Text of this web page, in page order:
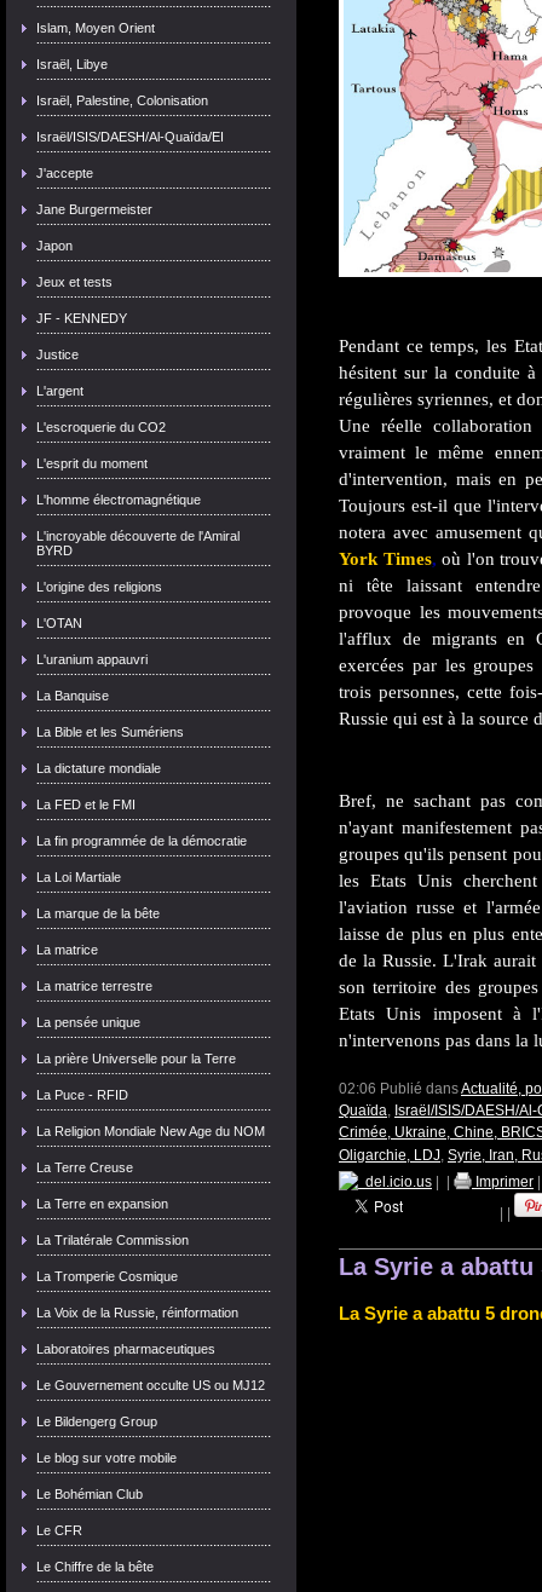
Islam, Moyen Orient
Israël, Libye
Israël, Palestine, Colonisation
Israël/ISIS/DAESH/Al-Quaïda/EI
J'accepte
Jane Burgermeister
Japon
Jeux et tests
JF - KENNEDY
Justice
L'argent
L'escroquerie du CO2
L'esprit du moment
L'homme électromagnétique
L'incroyable découverte de l'Amiral
BYRD
L'origine des religions
L'OTAN
L'uranium appauvri
La Banquise
La Bible et les Sumériens
La dictature mondiale
La FED et le FMI
La fin programmée de la démocratie
La Loi Martiale
La marque de la bête
La matrice
La matrice terrestre
La pensée unique
La prière Universelle pour la Terre
La Puce - RFID
La Religion Mondiale New Age du NOM
La Terre Creuse
La Terre en expansion
La Trilatérale Commission
La Tromperie Cosmique
La Voix de la Russie, réinformation
Laboratoires pharmaceutiques
Le Gouvernement occulte US ou MJ12
Le Bildengerg Group
Le blog sur votre mobile
Le Bohémian Club
Le CFR
Le Chiffre de la bête
Pendant ce temps, les
hésitent sur la conduite
régulières syriennes, et
Une réelle
vraiment le même
d'intervention, mais en
Toujours est-il que
notera avec amusement
York Times, où l'on
ni tête laissant
provoque les
l'afflux de migrants en
exercées par les
trois personnes, cette
Russie qui est à la source
Bref, ne sachant pas
n'ayant manifestement
groupes qu'ils pensent
les Etats Unis
l'aviation russe et
laisse de plus en plus
de la Russie. L'Irak
son territoire des
Etats Unis imposent à
n'intervenons pas dans la
02:06 Publié dansActualité,
Quaïda Israël/ISIS/DAESH/Al-
Crimée, Ukraine, Chine,
Oligarchie, LDJ Syrie, Iran,
del.icio.us | | Imprimer
| |
La Syrie a
La Syrie a abattu 5